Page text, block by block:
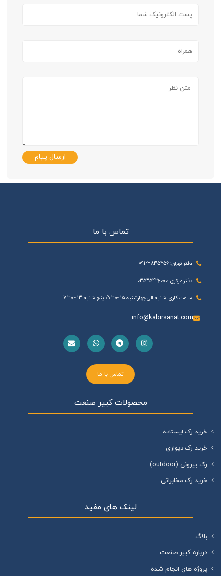
ارسال پیام
تماس با ما
دفتر تهران: 09103835456
دفتر مرکزی: 03535426000
ساعت کاری: شنبه الی چهارشنبه 15 -7:30/ پنج شنبه 13 - 7:30
info@kabirsanat.com
تماس با ما
محصولات کبیر صنعت
خرید رک ایستاده
خرید رک دیواری
رک بیرونی (outdoor)
خرید رک مخابراتی
لینک های مفید
بلاگ
درباره کبیر صنعت
پروژه های انجام شده